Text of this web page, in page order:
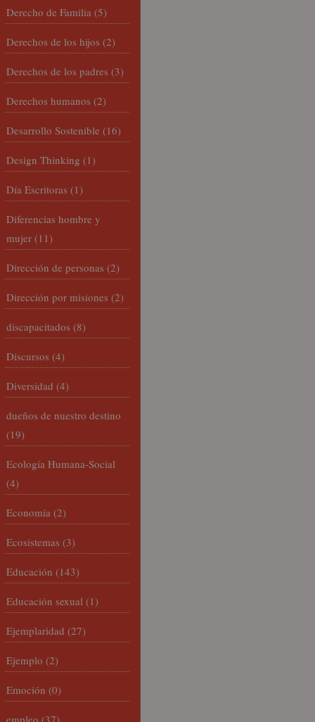
Derecho de Familia (5)
Derechos de los hijos (2)
Derechos de los padres (3)
Derechos humanos (2)
Desarrollo Sostenible (16)
Design Thinking (1)
Día Escritoras (1)
Diferencias hombre y
mujer (11)
Dirección de personas (2)
Dirección por misiones (2)
discapacitados (8)
Discursos (4)
Diversidad (4)
dueños de nuestro destino
(19)
Ecología Humana-Social
(4)
Economía (2)
Ecosistemas (3)
Educación (143)
Educación sexual (1)
Ejemplaridad (27)
Ejemplo (2)
Emoción (0)
empleo (37)